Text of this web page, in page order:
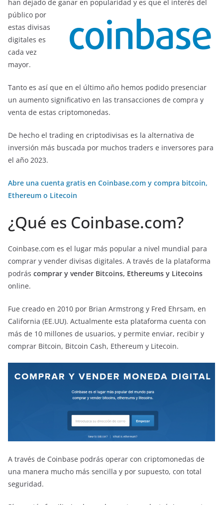
han dejado de ganar en popularidad y es que el interés del
público por
estas divisas
digitales es
cada vez
mayor.
Tanto es así que en el último año hemos podido presenciar
un aumento significativo en las transacciones de compra y
venta de estas criptomonedas.
De hecho el trading en criptodivisas es la alternativa de
inversión más buscada por muchos traders e inversores para
el año 2023.
Abre una cuenta gratis en Coinbase.com y compra bitcoin,
Ethereum o Litecoin
¿Qué es Coinbase.com?
Coinbase.com es el lugar más popular a nivel mundial para
comprar y vender divisas digitales. A través de la plataforma
podrás comprar y vender Bitcoins, Ethereums y Litecoins
online.
Fue creado en 2010 por Brian Armstrong y Fred Ehrsam, en
California (EE.UU). Actualmente esta plataforma cuenta con
más de 10 millones de usuarios, y permite enviar, recibir y
comprar Bitcoin, Bitcoin Cash, Ethereum y Litecoin.
A través de Coinbase podrás operar con criptomonedas de
una manera mucho más sencilla y por supuesto, con total
seguridad.